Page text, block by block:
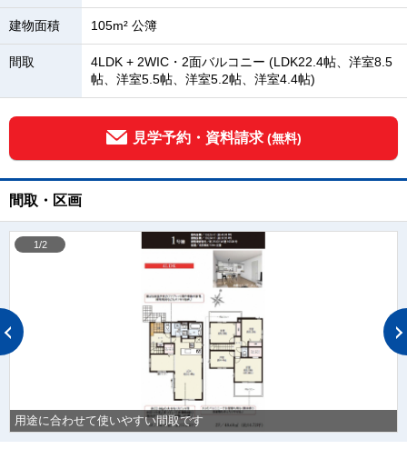
建物面積 105m² 公簿
間取
4LDK + 2WIC・2面バルコニー (LDK22.4帖、洋室8.5
帖、洋室5.5帖、洋室5.2帖、洋室4.4帖)
見学予約・資料請求 (無料)
間取・区画
用途に合わせて使いやすい間取です
1/2